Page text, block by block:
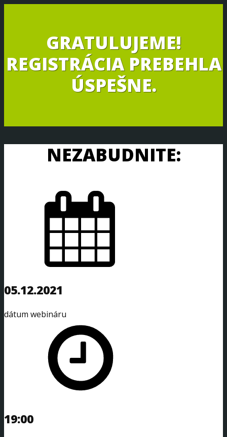
GRATULUJEME!
REGISTRÁCIA PREBEHLA
ÚSPEŠNE.
NEZABUDNITE:
05.12.2021
dátum webináru
19:00